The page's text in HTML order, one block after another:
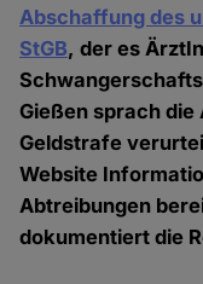
Abschaffung des
StGB, der es
Gießen sprach die
Geldstrafe
Website
Abtreibungen
dokumentiert die